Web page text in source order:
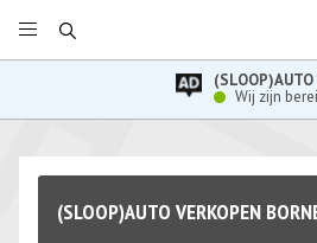
(SLOOP)AUTO
Wij zijn
(SLOOP)AUTO VERKOPEN